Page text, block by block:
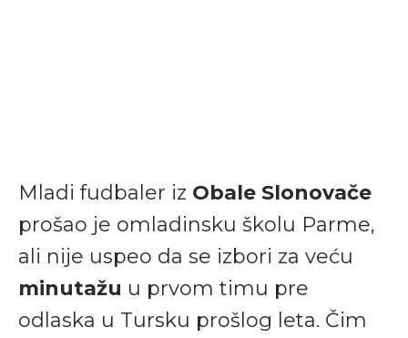
Mladi fudbaler iz Obale Slonovače
prošao je omladinsku školu Parme,
ali nije uspeo da se izbori za veću
minutažu u prvom timu pre
odlaska u Tursku prošlog leta. Čim